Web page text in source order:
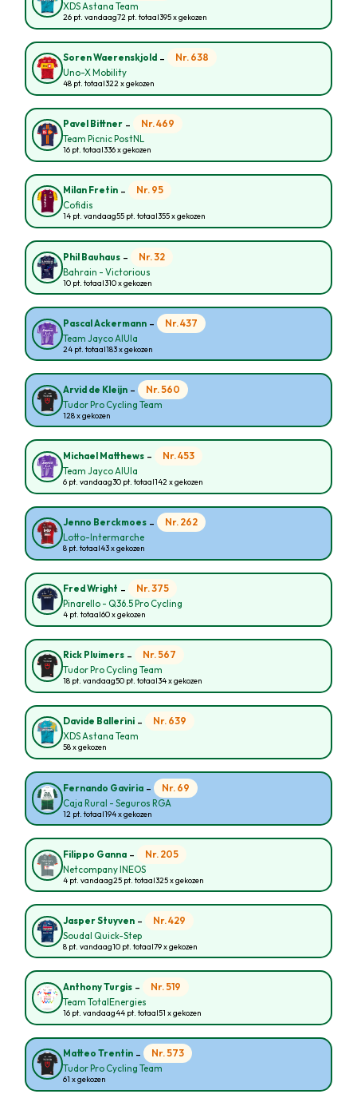
XDS Astana Team
26 pt. vandaag72 pt. totaal395 x gekozen
Soren Waerenskjold - Nr. 638
Uno-X Mobility
48 pt. totaal322 x gekozen
Pavel Bittner - Nr. 469
Team Picnic PostNL
16 pt. totaal336 x gekozen
Milan Fretin - Nr. 95
Cofidis
14 pt. vandaag55 pt. totaal355 x gekozen
Phil Bauhaus - Nr. 32
Bahrain - Victorious
10 pt. totaal310 x gekozen
Pascal Ackermann - Nr. 437
Team Jayco AlUla
24 pt. totaal183 x gekozen
Arvid de Kleijn - Nr. 560
Tudor Pro Cycling Team
128 x gekozen
Michael Matthews - Nr. 453
Team Jayco AlUla
6 pt. vandaag30 pt. totaal142 x gekozen
Jenno Berckmoes - Nr. 262
Lotto-Intermarche
8 pt. totaal43 x gekozen
Fred Wright - Nr. 375
Pinarello - Q36.5 Pro Cycling
4 pt. totaal60 x gekozen
Rick Pluimers - Nr. 567
Tudor Pro Cycling Team
18 pt. vandaag50 pt. totaal34 x gekozen
Davide Ballerini - Nr. 639
XDS Astana Team
58 x gekozen
Fernando Gaviria - Nr. 69
Caja Rural - Seguros RGA
12 pt. totaal194 x gekozen
Filippo Ganna - Nr. 205
Netcompany INEOS
4 pt. vandaag25 pt. totaal325 x gekozen
Jasper Stuyven - Nr. 429
Soudal Quick-Step
8 pt. vandaag10 pt. totaal79 x gekozen
Anthony Turgis - Nr. 519
Team TotalEnergies
16 pt. vandaag44 pt. totaal51 x gekozen
Matteo Trentin - Nr. 573
Tudor Pro Cycling Team
61 x gekozen